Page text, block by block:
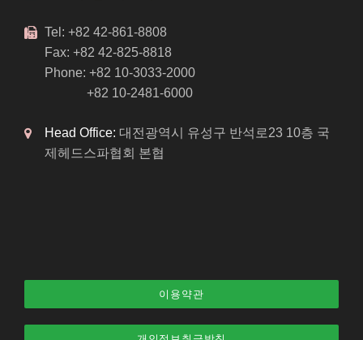
Tel: +82 42-861-8808
Fax: +82 42-825-8818
Phone: +82 10-3033-2000
+82 10-2481-6000
Head Office: 대전광역시 유성구 반석로23 10층 국
제헤드스파협회 본협
이용약관